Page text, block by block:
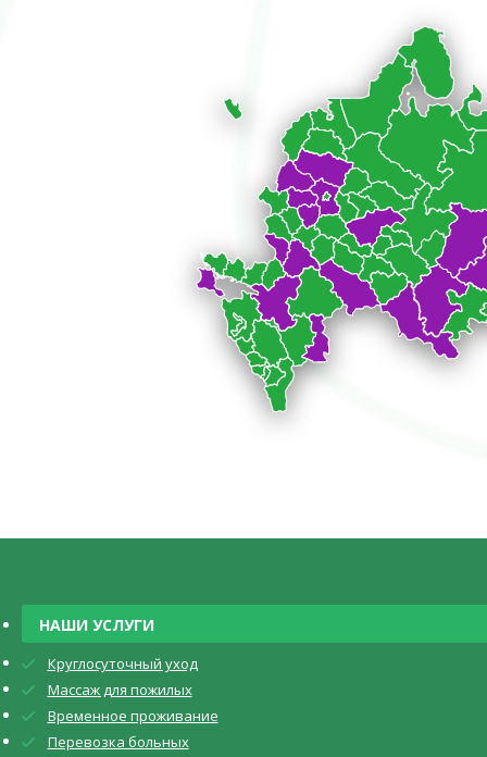
НАШИ УСЛУГИ
Круглосуточный уход
Массаж для пожилых
Временное проживание
Перевозка больных